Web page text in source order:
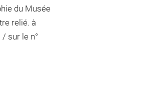
du Musée
relié. à
sur le n°